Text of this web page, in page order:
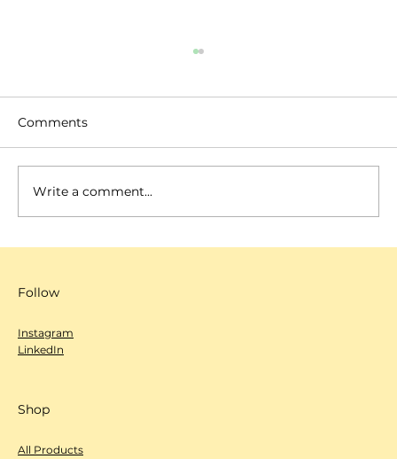
Comments
Write a comment...
Follow
Instagram
LinkedIn
Shop
All Products